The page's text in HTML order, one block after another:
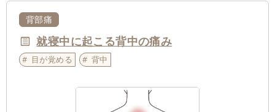
背部痛
就寝中に起こる背中の痛み
目が覚める 背中